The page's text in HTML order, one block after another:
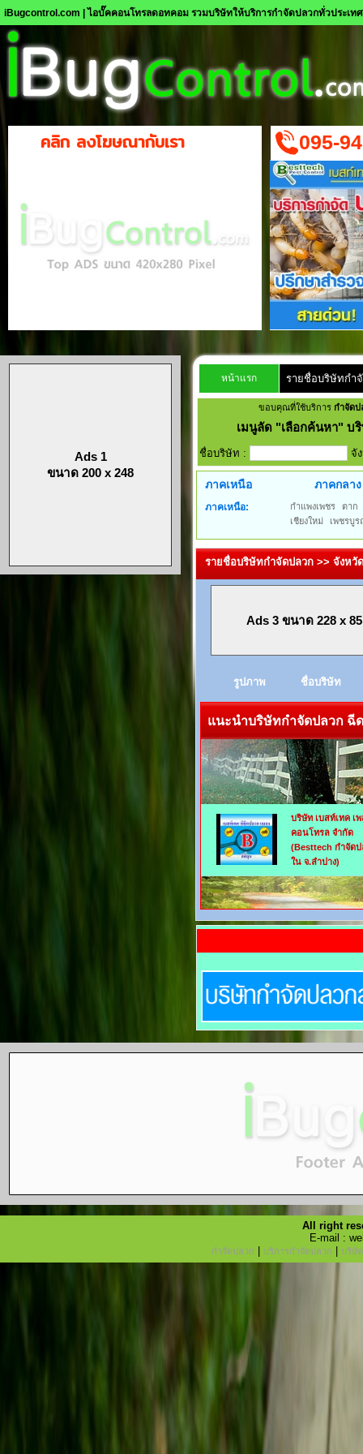
iBugcontrol.com | ไอบั๊คคอนโทรลดอทคอม รวมบริษัทให้บริการกำจัดปลวกทั่วประเท
คลิก ลงโฆษณากับเรา 095-
Ads 1
ขนาด 200 x 248
หน้าแรก รายชื่อบริษัทกำ
ขอบคุณที่ใช้บริการ กำจัดป
เมนูลัด "เลือกค้นหา" บ
ชื่อบริษัท : จั
ภาคเหนือ ภาคกลาง
ภาคเหนือ: กำแพงเพชร
ตาก
เชียงใหม่
เพชรบู
รายชื่อบริษัทกำจัดปลวก >> จังหวั
Ads 3 ขนาด 228 x 85
รูปภาพ ชื่อบริษัท
แนะนำบริษัทกำจัดปลวก ฉี
บริษัท เบสท์เทค เ
คอนโทรล จำกัด
(Besttech กำจัดป
ใน จ.ลำปาง)
All right
E-mail :
กำจัดปลวก บริการกำจัดปลวก บริษั